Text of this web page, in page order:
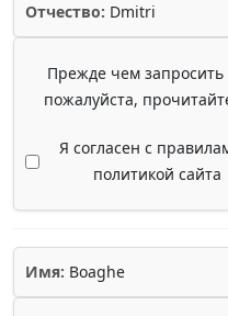
Отчество: Dmitri
Прежде чем
пожалуйста,
Я согласен с
политикой сайта
Имя: Boaghe